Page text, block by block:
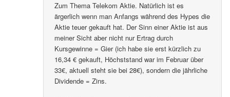
Zum Thema Telekom Aktie. Natürlich ist es
ärgerlich wenn man Anfangs während des Hypes die
Aktie teuer gekauft hat. Der Sinn einer Aktie ist aus
meiner Sicht aber nicht nur Ertrag durch
Kursgewinne = Gier (ich habe sie erst kürzlich zu
16,34 € gekauft, Höchststand war im Februar über
33€, aktuell steht sie bei 28€), sondern die jährliche
Dividende = Zins.